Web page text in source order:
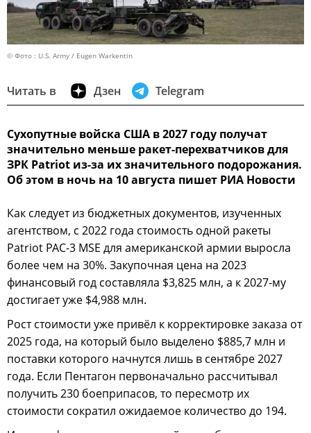
© Фото : U.S. Army / Eugen Warkentin
Читать в Дзен Telegram
Сухопутные войска США в 2027 году получат
значительно меньше ракет-перехватчиков для
ЗРК Patriot из-за их значительного подорожания.
Об этом в ночь на 10 августа пишет РИА Новости
Как следует из бюджетных документов, изученных
агентством, с 2022 года стоимость одной ракеты
Patriot PAC-3 MSE для американской армии выросла
более чем на 30%. Закупочная цена на 2023
финансовый год составляла $3,825 млн, а к 2027-му
достигает уже $4,988 млн.
Рост стоимости уже привёл к корректировке заказа от
2025 года, на который было выделено $885,7 млн и
поставки которого начнутся лишь в сентябре 2027
года. Если Пентагон первоначально рассчитывал
получить 230 боеприпасов, то пересмотр их
стоимости сократил ожидаемое количество до 194.